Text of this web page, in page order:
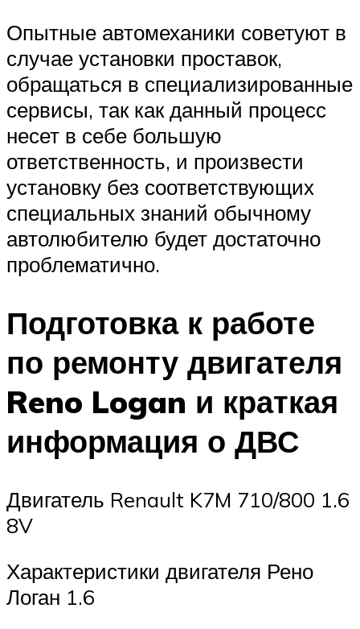
Опытные автомеханики советуют в
случае установки проставок,
обращаться в специализированные
сервисы, так как данный процесс
несет в себе большую
ответственность, и произвести
установку без соответствующих
специальных знаний обычному
автолюбителю будет достаточно
проблематично.
Подготовка к работе
по ремонту двигателя
Reno Logan и краткая
информация о ДВС
Двигатель Renault K7M 710/800 1.6
8V
Характеристики двигателя Рено
Логан 1.6